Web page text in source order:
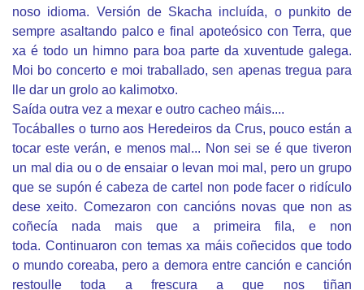
noso idioma. Versión de Skacha incluída, o punkito de
sempre asaltando palco e final apoteósico con Terra, que
xa é todo un himno para boa parte da xuventude galega.
Moi bo concerto e moi traballado, sen apenas tregua para
lle dar un grolo ao kalimotxo.
Saída outra vez a mexar e outro cacheo máis....
Tocáballes o turno aos Heredeiros da Crus, pouco están a
tocar este verán, e menos mal... Non sei se é que tiveron
un mal dia ou o de ensaiar o levan moi mal, pero un grupo
que se supón é cabeza de cartel non pode facer o ridículo
dese xeito. Comezaron con cancións novas que non as
coñecía nada mais que a primeira fila, e non
toda. Continuaron con temas xa máis coñecidos que todo
o mundo coreaba, pero a demora entre canción e canción
restoulle toda a frescura a que nos tiñan